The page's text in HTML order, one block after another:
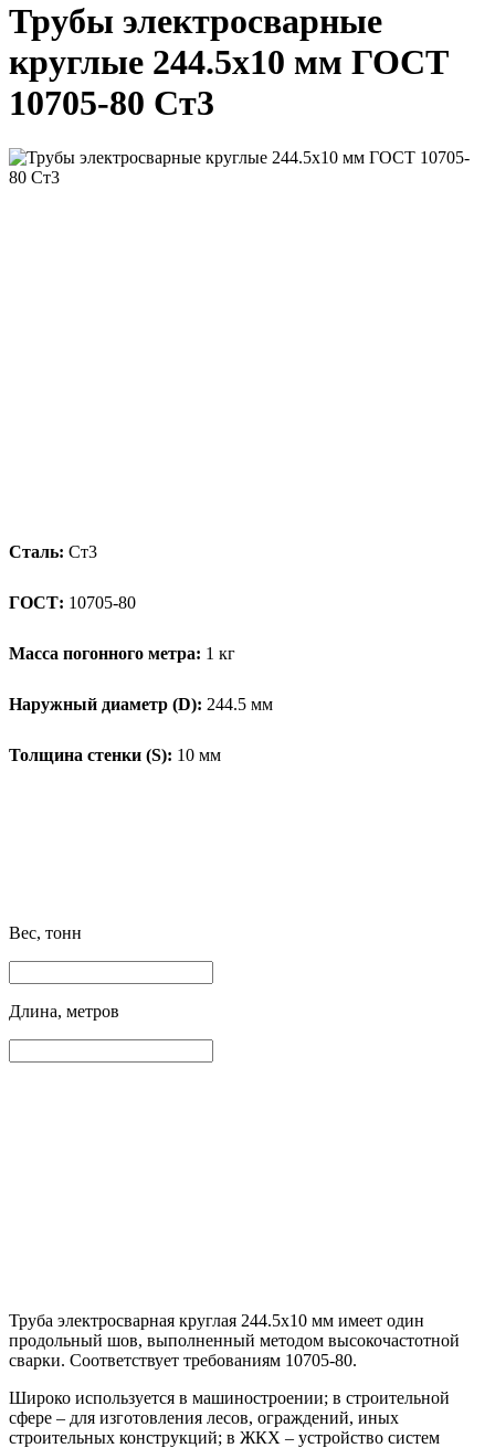
Трубы электросварные
круглые 244.5x10 мм ГОСТ
10705-80 Ст3
Сталь: Ст3
ГОСТ: 10705-80
Масса погонного метра: 1 кг
Наружный диаметр (D): 244.5 мм
Толщина стенки (S): 10 мм
Вес, тонн
Длина, метров
Труба электросварная круглая 244.5х10 мм имеет один
продольный шов, выполненный методом высокочастотной
сварки. Соответствует требованиям 10705-80.
Широко используется в машиностроении; в строительной
сфере – для изготовления лесов, ограждений, иных
строительных конструкций; в ЖКХ – устройство систем